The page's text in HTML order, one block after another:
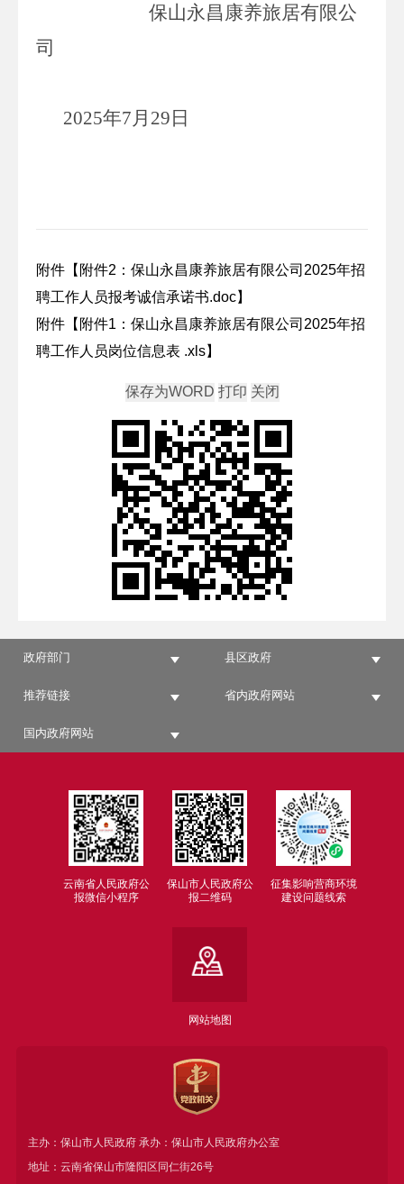
保山永昌康养旅居有限公
司
2025年7月 29 日
附件【 附件2：保山永昌康养旅居有限公司2025年招
聘工作人员报考诚信承诺书.doc】
附件【 附件1：保山永昌康养旅居有限公司2025年招
聘工作人员岗位信息表 .xls】
政府部门 县区政府
推荐链接 省内政府网站
国内政府网站
云南省人民政府公
报微信小程序
保山市人民政府公
报二维码
征集影响营商环境
建设问题线索
网站地图
主办：保山市人民政府 承办：保山市人民政府办公室
地址：云南省保山市隆阳区同仁街26号